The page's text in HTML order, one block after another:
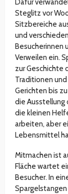
Dafür
Steglitz vor
Sitzbereiche
und
Besucherinnen
Verweilen ein.
zur Geschichte
Traditionen
Gerichten bis
die Ausstellung
die kleinen
arbeiten, aber
Lebensmittel
Mitmachen ist
Fläche wartet
Besucher. In